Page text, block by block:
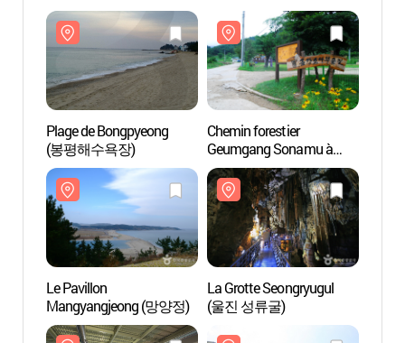
Plage de Bongpyeong
(봉평해수욕장)
Chemin forestier
Geumgang Sonamu à
Uljin (울진 금강소나무
숲길)
Le Pavillon
Mangyangjeong (망양정)
La Grotte Seongryugul
(울진 성류굴)